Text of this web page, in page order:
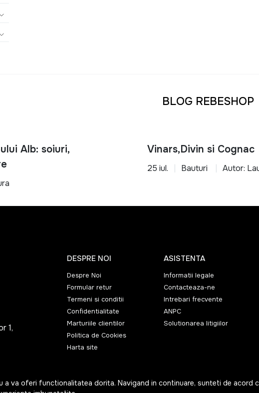
va oferi functionalitatea dorita. Navigand in continuare, sunteti de acord
BLOG REBESHOP
Alb: soiuri,
Vinars,Divin si Cognac
25 iul. Bauturi Autor:
1,
DESPRE NOI
Despre Noi
Formular retur
Termeni si conditii
Confidentialitate
Marturiile clientilor
Politica de Cookies
Harta site
ASISTENTA
Informatii legale
Contacteaza-ne
Intrebari frecvente
ANPC
Solutionarea litigiilor